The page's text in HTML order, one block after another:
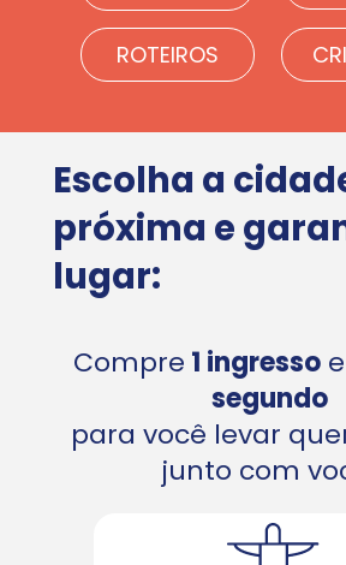
ROTEIROS
Escolha a
próxima e
lugar:
Compre 1 ingresso e
segundo
para você levar
junto com